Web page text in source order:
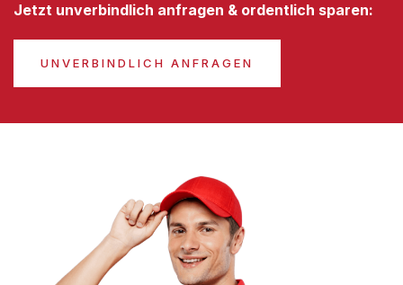
Jetzt unverbindlich anfragen & ordentlich sparen:
UNVERBINDLICH ANFRAGEN